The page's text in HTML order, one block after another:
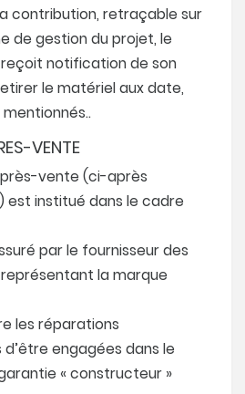
contribution, retraçable sur
de gestion du projet, le
notification de son
le matériel aux date,
VENTE
vente (ci-après
est institué dans le cadre
par le fournisseur des
la marque
les réparations
engagées dans le
« constructeur »